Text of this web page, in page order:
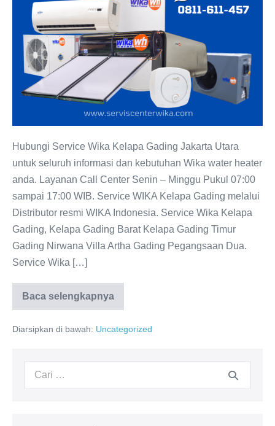
resmi
WIKA
Indonesia
Hubungi Service Wika Kelapa Gading Jakarta Utara
untuk seluruh informasi dan kebutuhan Wika water heater
anda. Layanan Call Center Senin – Minggu Pukul 07:00
sampai 17:00 WIB. Service WIKA Kelapa Gading melalui
Distributor resmi WIKA Indonesia. Service Wika Kelapa
Gading, Kelapa Gading Barat Kelapa Gading Timur
Gading Nirwana Villa Artha Gading Pegangsaan Dua.
Service Wika […]
Baca selengkapnya
Service
WIKA
Gading:
Diarsipkan di bawah: Uncategorized
Pencarian